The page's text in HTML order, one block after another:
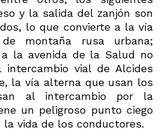
y la salida del zanjón son
lo que convierte a la vía
montaña rusa urbana;
la avenida de la Salud no
vial de Alcides
la vía alterna que usan los
al intercambio por la
un peligroso punto ciego
la vida de los conductores.